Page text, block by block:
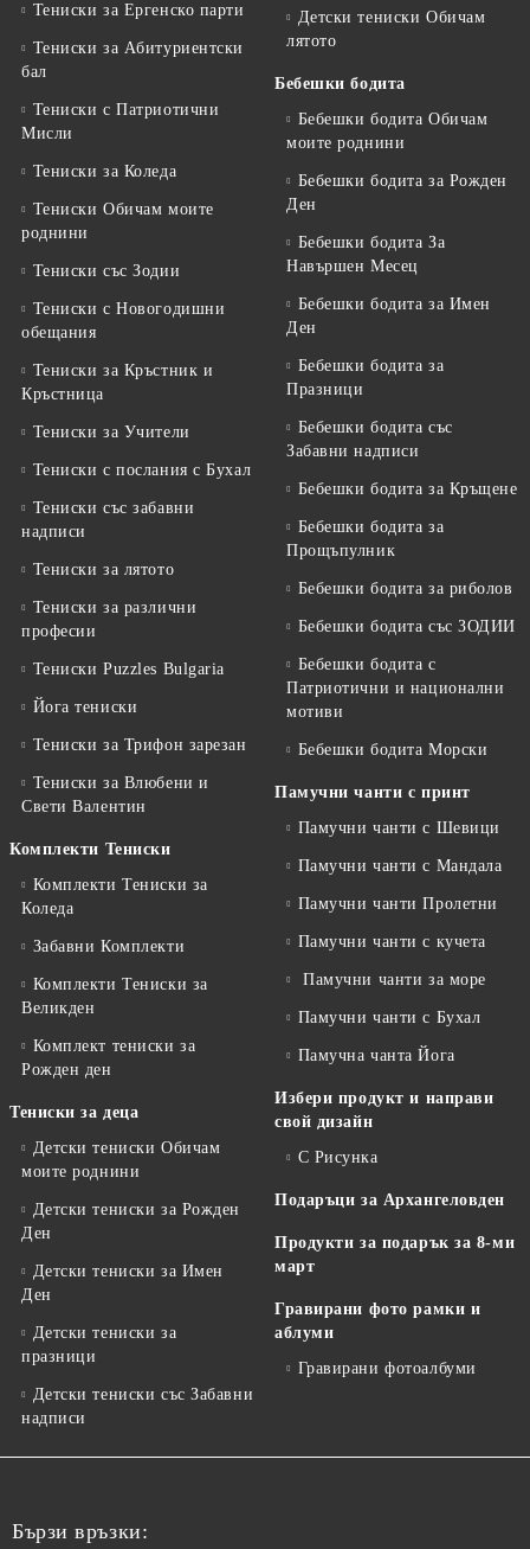
Тениски за Eргенско парти
Тениски за Aбитуриентски
бал
Тениски с Патриотични
Мисли
Тениски за Коледа
Тениски Обичам моите
роднини
Тениски със Зодии
Тениски с Новогодишни
обещания
Тениски за Кръстник и
Кръстница
Тениски за Учители
Тениски с послания с Бухал
Тениски със забавни
надписи
Тениски за лятото
Тениски за различни
професии
Тениски Puzzles Bulgaria
Йога тениски
Тениски за Трифон зарезан
Тениски за Влюбени и
Свети Валентин
Комплекти Тениски
Комплекти Тениски за
Коледа
Забавни Комплекти
Комплекти Тениски за
Великден
Комплект тениски за
Рожден ден
Тениски за деца
Детски тениски Обичам
моите роднини
Детски тениски за Рожден
Ден
Детски тениски за Имен
Ден
Детски тениски за
празници
Детски тениски със Забавни
надписи
Детски тениски Обичам
лятото
Бебешки бодита
Бебешки бодита Обичам
моите роднини
Бебешки бодита за Рожден
Ден
Бебешки бодита За
Навършен Месец
Бебешки бодита за Имен
Ден
Бебешки бодита за
Празници
Бебешки бодита със
Забавни надписи
Бебешки бодита за Кръщене
Бебешки бодита за
Прощъпулник
Бебешки бодита за риболов
Бебешки бодита със ЗОДИИ
Бебешки бодита с
Патриотични и национални
мотиви
Бебешки бодита Морски
Памучни чанти с принт
Памучни чанти с Шевици
Памучни чанти с Мандала
Памучни чанти Пролетни
Памучни чанти с кучета
Памучни чанти за море
Памучни чанти с Бухал
Памучна чанта Йога
Избери продукт и направи
свой дизайн
С Рисунка
Подаръци за Архангеловден
Продукти за подарък за 8-ми
март
Гравирани фото рамки и
аблуми
Гравирани фотоалбуми
Бързи връзки: